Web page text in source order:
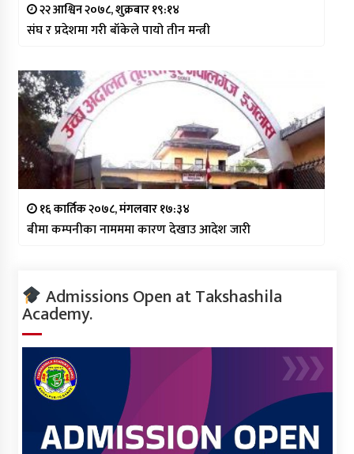
२२ आश्विन २०७८, शुक्रबार १९:१४
संघ र प्रदेशमा गरी बाँकेले पायो तीन मन्त्री
१६ कार्तिक २०७८, मंगलवार १७:३४
बीमा कम्पनीका नामममा कारण देखाउ आदेश जारी
Admissions Open at Takshashila
Academy.